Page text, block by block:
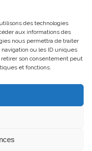
des technologies
aux informations des
nous permettra de traiter
ou les ID uniques
son consentement peut
et fonctions.